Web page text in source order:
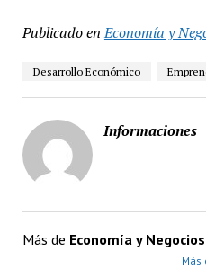
Publicado en Economía y
Desarrollo Económico
Informaciones
Más de Economía y Negocios
Más